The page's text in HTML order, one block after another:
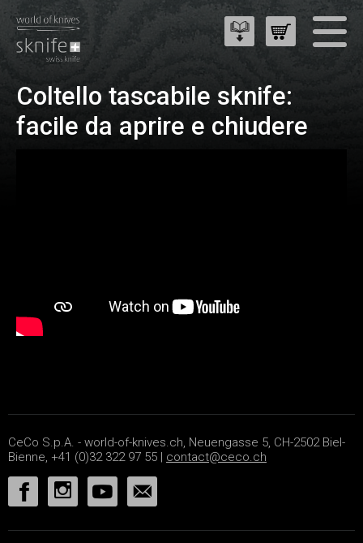
Coltello tascabile sknife:
facile da aprire e chiudere
CeCo S.p.A. - world-of-knives.ch, Neuengasse 5, CH-2502 Biel-
Bienne, +41 (0)32 322 97 55 | contact@ceco.ch